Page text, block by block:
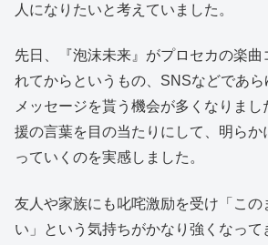
人になりたいと考えていました。
先日、『泡沫未来』がプロセカの楽曲
れてからというもの、SNSなどであ
メッセージを貰う機会が多くなりま
援の言葉を目の当たりにして、明らか
っていくのを実感しました。
友人や家族にも叱咤激励を受け「この
い」という気持ちがかなり強くなって